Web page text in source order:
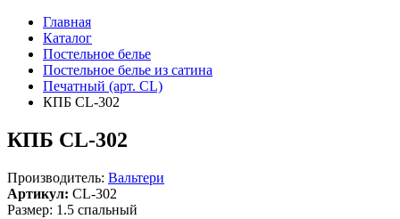
Главная
Каталог
Постельное белье
Постельное белье из сатина
Печатный (арт. СL)
КПБ CL-302
КПБ CL-302
Производитель: Вальтери
Артикул: CL-302
Размер: 1.5 спальный